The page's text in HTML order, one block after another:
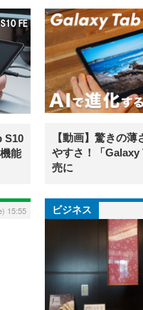
S10
能
【動画】驚きの
やすさ！「Galaxy
売に
15:55 ビジネス